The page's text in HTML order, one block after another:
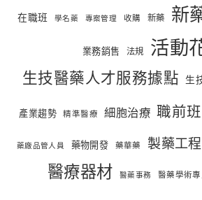
在職班 學名藥 專案管理 收購 新藥 新
業務銷售 法規 活動
生技醫藥人才服務據點 生
產業趨勢 精準醫療 細胞治療 職前班
藥廠品管人員 藥物開發 藥華藥 製藥工
醫療器材 醫藥事務 醫藥學術專